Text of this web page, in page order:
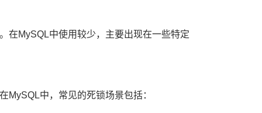
在MySQL中使用较少，主要出现在一些特定
MySQL中，常见的死锁场景包括：